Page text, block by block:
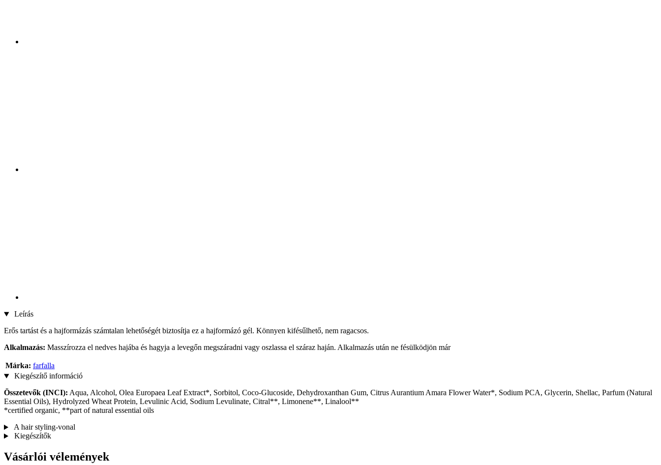
Leírás
Erős tartást és a hajformázás számtalan lehetőségét biztosítja ez a hajformázó gél. Könnyen kifésűlhető, nem ragacsos.
Alkalmazás: Masszírozza el nedves hajába és hagyja a levegőn megszáradni vagy oszlassa el száraz haján. Alkalmazás után ne fésülködjön már
Márka: farfalla
Kiegészítő információ
Összetevők (INCI): Aqua, Alcohol, Olea Europaea Leaf Extract*, Sorbitol, Coco-Glucoside, Dehydroxanthan Gum, Citrus Aurantium Amara Flower Water*, Sodium PCA, Glycerin, Shellac, Parfum (Natural
Essential Oils), Hydrolyzed Wheat Protein, Levulinic Acid, Sodium Levulinate, Citral**, Limonene**, Linalool**
*certified organic, **part of natural essential oils
A hair styling-vonal
Kiegészítők
Vásárlói vélemények